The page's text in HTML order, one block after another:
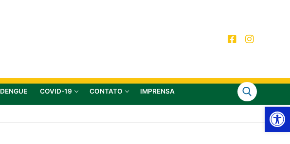
DENGUE COVID-19 CONTATO IMPRENSA